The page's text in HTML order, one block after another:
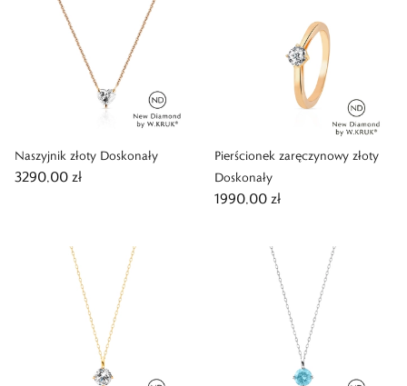
Naszyjnik złoty Doskonały
3290,00 zł
Pierścionek zaręczynowy złoty
Doskonały
1990,00 zł